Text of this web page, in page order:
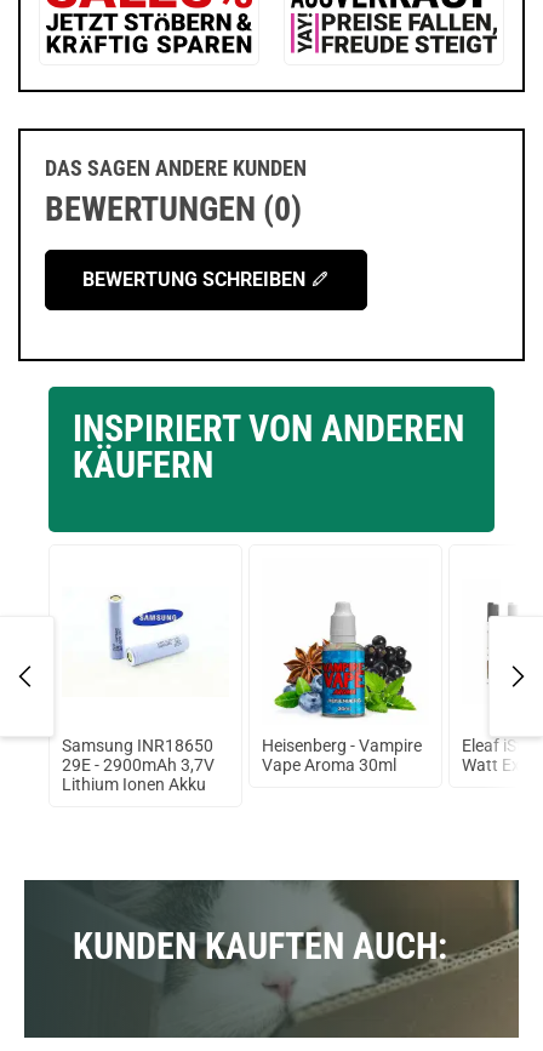
DAS SAGEN ANDERE KUNDEN
BEWERTUNGEN (0)
BEWERTUNG SCHREIBEN
INSPIRIERT VON ANDEREN
KÄUFERN
Samsung INR18650
29E - 2900mAh 3,7V
Lithium Ionen Akku
Heisenberg - Vampire
Vape Aroma 30ml
Eleaf
Watt
KUNDEN KAUFTEN AUCH: